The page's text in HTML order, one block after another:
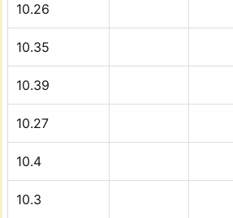
10.26
10.35
10.39
10.27
10.4
10.3